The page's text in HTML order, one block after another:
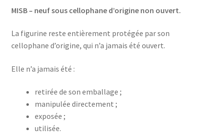
MISB – neuf sous cellophane d’origine non ouvert.
La figurine reste entièrement protégée par son
cellophane d’origine, qui n’a jamais été ouvert.
Elle n’a jamais été :
retirée de son emballage ;
manipulée directement ;
exposée ;
utilisée.